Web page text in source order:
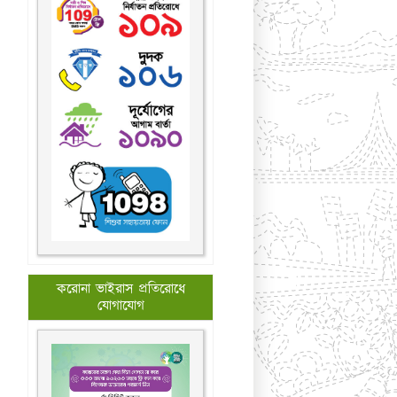
করোনা ভাইরাস প্রতিরোধে
যোগাযোগ